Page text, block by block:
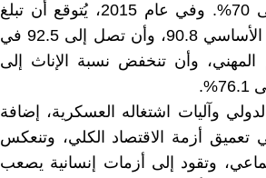
الأساسي من 98.4 % في العام 2011 إلى 70%. وفي عام 2015، يُتوقع أن تبلغ
نسبة الإناث إلى الذكور في مرحلة التعليم الأساسي 90.8، وأن تصل إلى 92.5 في
و53.6 في التعليم المهني، وأن تنخفض نسبة الإناث إلى
وآليات اشتغاله العسكرية، إضافة
تعميق أزمة الاقتصاد الكلي، وتنعكس
وتقود إلى أزمات إنسانية يصعب